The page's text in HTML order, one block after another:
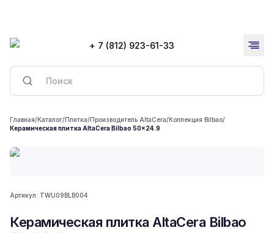
+ 7 (812) 923-61-33
Главная/Каталог/Плитка/Производитель AltaCera/Коллекция Bilbao/
Керамическая плитка AltaCera Bilbao 50x24.9
Артикул: TWU09BLB004
Керамическая плитка AltaCera Bilbao